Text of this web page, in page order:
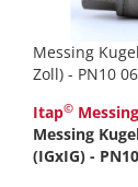
Messing
Zoll) - PN10
Itap©
Messing
(IGxIG) - PN10